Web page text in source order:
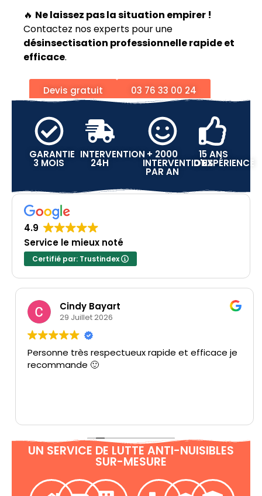
🔥 Ne laissez pas la situation empirer !
Contactez nos experts pour une
désinsectisation professionnelle rapide et
efficace.
Devis gratuit 03 76 33 00 24
GARANTIE
3 MOIS
INTERVENTION
24H
+ 2000
INTERVENTIONS
PAR AN
15 ANS
D'EXPÉRIENCE
4.9
Service le mieux noté
Certifié par: Trustindex
Cindy Bayart
29 Juillet 2026
Personne très respectueux rapide et efficace je
recommande 🙂
UN SERVICE DE LUTTE ANTI-NUISIBLES
SUR-MESURE